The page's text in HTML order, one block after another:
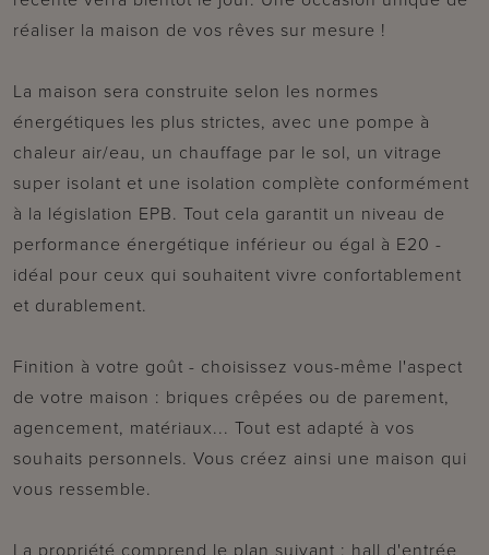
réaliser la maison de vos rêves sur mesure !
La maison sera construite selon les normes
énergétiques les plus strictes, avec une pompe à
chaleur air/eau, un chauffage par le sol, un vitrage
super isolant et une isolation complète conformément
à la législation EPB. Tout cela garantit un niveau de
performance énergétique inférieur ou égal à E20 -
idéal pour ceux qui souhaitent vivre confortablement
et durablement.
Finition à votre goût - choisissez vous-même l'aspect
de votre maison : briques crêpées ou de parement,
agencement, matériaux... Tout est adapté à vos
souhaits personnels. Vous créez ainsi une maison qui
vous ressemble.
La propriété comprend le plan suivant : hall d'entrée